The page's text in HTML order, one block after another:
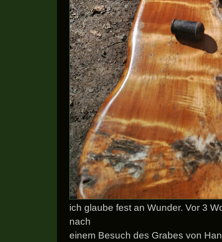
ich glaube fest an Wunder. Vor 3
nach
einem Besuch des Grabes von